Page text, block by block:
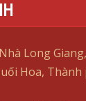
Long
Hoa, Thành